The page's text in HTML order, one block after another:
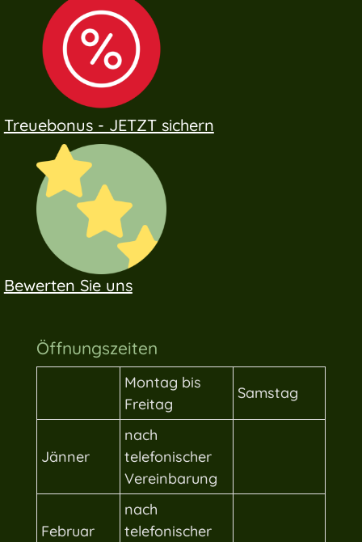
Treuebonus - JETZT sichern
Bewerten Sie uns
Öffnungszeiten
Montag bis
Freitag
Samstag
Jänner
nach
telefonischer
Vereinbarung
Februar
nach
telefonischer